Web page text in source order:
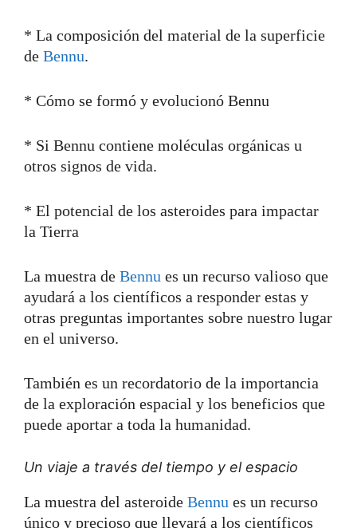
* La composición del material de la superficie
de Bennu.
* Cómo se formó y evolucionó Bennu
* Si Bennu contiene moléculas orgánicas u
otros signos de vida.
* El potencial de los asteroides para impactar
la Tierra
La muestra de Bennu es un recurso valioso que
ayudará a los científicos a responder estas y
otras preguntas importantes sobre nuestro lugar
en el universo.
También es un recordatorio de la importancia
de la exploración espacial y los beneficios que
puede aportar a toda la humanidad.
Un viaje a través del tiempo y el espacio
La muestra del asteroide Bennu es un recurso
único y precioso que llevará a los científicos